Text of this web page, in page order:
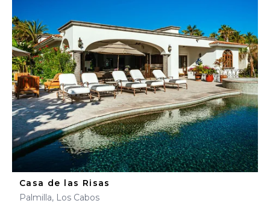
Casa de las Risas
Palmilla, Los Cabos